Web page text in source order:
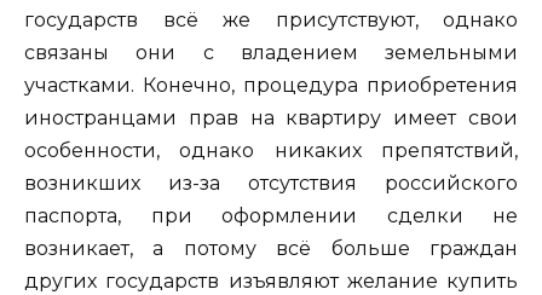
государств всё же присутствуют, однако
связаны они с владением земельными
участками. Конечно, процедура приобретения
иностранцами прав на квартиру имеет свои
особенности, однако никаких препятствий,
возникших из-за отсутствия российского
паспорта, при оформлении сделки не
возникает, а потому всё больше граждан
других государств изъявляют желание купить